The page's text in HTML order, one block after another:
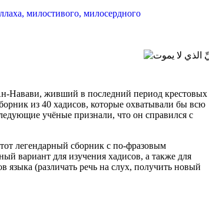
Навави, живший в последний период крестовых
из 40 хадисов, которые охватывали бы всю
учёные признали, что он справился с
легендарный сборник с по-фразовым
вариант для изучения хадисов, а также для
языка (различать речь на слух, получить новый